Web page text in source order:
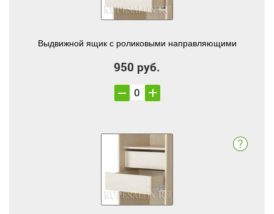
Выдвижной ящик с роликовыми направляющими
950 руб.